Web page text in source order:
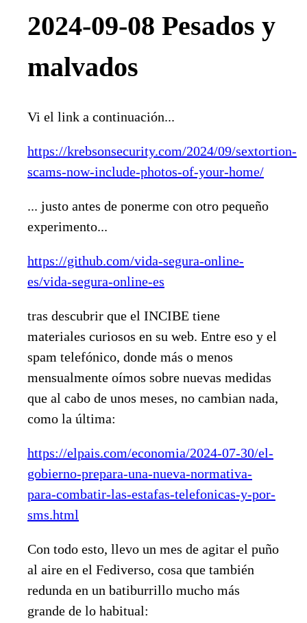
2024-09-08 Pesados y
malvados
Vi el link a continuación...
https://krebsonsecurity.com/2024/09/sextortion-
scams-now-include-photos-of-your-home/
... justo antes de ponerme con otro pequeño
experimento...
https://github.com/vida-segura-online-
es/vida-segura-online-es
tras descubrir que el INCIBE tiene
materiales curiosos en su web. Entre eso y el
spam telefónico, donde más o menos
mensualmente oímos sobre nuevas medidas
que al cabo de unos meses, no cambian nada,
como la última:
https://elpais.com/economia/2024-07-30/el-
gobierno-prepara-una-nueva-normativa-
para-combatir-las-estafas-telefonicas-y-por-
sms.html
Con todo esto, llevo un mes de agitar el puño
al aire en el Fediverso, cosa que también
redunda en un batiburrillo mucho más
grande de lo habitual: